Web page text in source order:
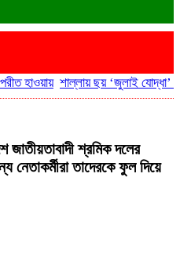
শাল্লায় ছয় ‘জুলাই যোদ্ধা’
শ্রমিক দলের
তাদেরকে ফুল দিয়ে